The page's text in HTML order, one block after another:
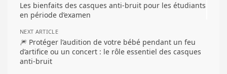
Les bienfaits des casques anti-bruit pour les étudiants
en période d’examen
NEXT ARTICLE
🎆 Protéger l’audition de votre bébé pendant un feu
d’artifice ou un concert : le rôle essentiel des casques
anti-bruit